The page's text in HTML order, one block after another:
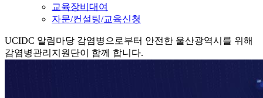
교육장비대여
자문/컨설팅/교육신청
UCIDC 알림마당 감염병으로부터 안전한 울산광역시를 위해
감염병관리지원단이 함께 합니다.